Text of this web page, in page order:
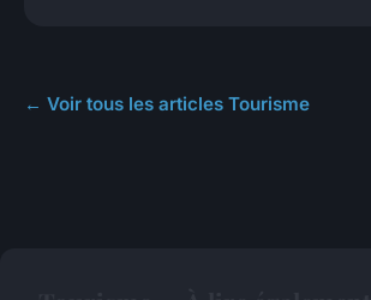
← Voir tous les articles Tourisme